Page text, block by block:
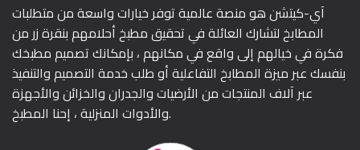
آي-كيتشن هو منصة عالمية توفر خيارات واسعة من متطلبات
المطابخ لتشارك العائلة في تحقيق مطبخ أحلامهم بنقرة زر من
فكرة في خيالهم إلى واقع في مكانهم ، بإمكانك تصميم مطبخك
بنفسك عبر ميزة المطابخ التفاعلية أو طلب خدمة التصميم والتنفيذ
عبر آلاف المنتجات من الأرضيات والجدران والخزائن والأجهزة
والأدوات المنزلية ، إحنا المطبخ.